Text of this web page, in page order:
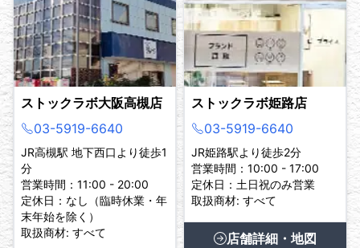
ストックラボ大阪高槻店
03-5919-6640
JR高槻駅 地下西口より徒歩1
分
営業時間：11:00 - 20:00
定休日：なし（臨時休業・年
末年始を除く）
取扱商材: すべて
ストックラボ姫路店
03-5919-6640
JR姫路駅より徒歩2分
営業時間：10:00 - 17:00
定休日：土日祝のみ営業
取扱商材: すべて
店舗詳細・地図